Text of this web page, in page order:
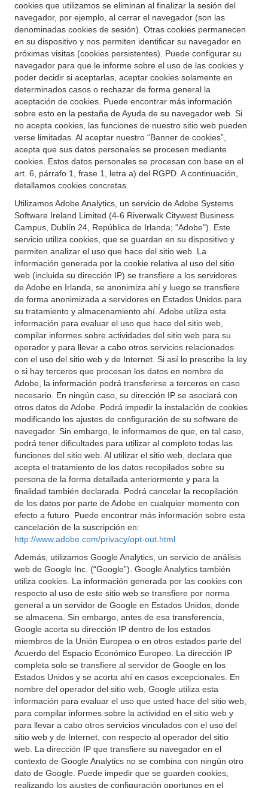
cookies que utilizamos se eliminan al finalizar la sesión del
navegador, por ejemplo, al cerrar el navegador (son las
denominadas cookies de sesión). Otras cookies permanecen
en su dispositivo y nos permiten identificar su navegador en
próximas visitas (cookies persistentes). Puede configurar su
navegador para que le informe sobre el uso de las cookies y
poder decidir si aceptarlas, aceptar cookies solamente en
determinados casos o rechazar de forma general la
aceptación de cookies. Puede encontrar más información
sobre esto en la pestaña de Ayuda de su navegador web. Si
no acepta cookies, las funciones de nuestro sitio web pueden
verse limitadas. Al aceptar nuestro “Banner de cookies”,
acepta que sus datos personales se procesen mediante
cookies. Estos datos personales se procesan con base en el
art. 6, párrafo 1, frase 1, letra a) del RGPD. A continuación,
detallamos cookies concretas.
Utilizamos Adobe Analytics, un servicio de Adobe Systems
Software Ireland Limited (4-6 Riverwalk Citywest Business
Campus, Dublín 24, República de Irlanda; "Adobe"). Este
servicio utiliza cookies, que se guardan en su dispositivo y
permiten analizar el uso que hace del sitio web. La
información generada por la cookie relativa al uso del sitio
web (incluida su dirección IP) se transfiere a los servidores
de Adobe en Irlanda, se anonimiza ahí y luego se transfiere
de forma anonimizada a servidores en Estados Unidos para
su tratamiento y almacenamiento ahí. Adobe utiliza esta
información para evaluar el uso que hace del sitio web,
compilar informes sobre actividades del sitio web para su
operador y para llevar a cabo otros servicios relacionados
con el uso del sitio web y de Internet. Si así lo prescribe la ley
o si hay terceros que procesan los datos en nombre de
Adobe, la información podrá transferirse a terceros en caso
necesario. En ningún caso, su dirección IP se asociará con
otros datos de Adobe. Podrá impedir la instalación de cookies
modificando los ajustes de configuración de su software de
navegador. Sin embargo, le informamos de que, en tal caso,
podrá tener dificultades para utilizar al completo todas las
funciones del sitio web. Al utilizar el sitio web, declara que
acepta el tratamiento de los datos recopilados sobre su
persona de la forma detallada anteriormente y para la
finalidad también declarada. Podrá cancelar la recopilación
de los datos por parte de Adobe en cualquier momento con
efecto a futuro. Puede encontrar más información sobre esta
cancelación de la suscripción en:
http://www.adobe.com/privacy/opt-out.html
Además, utilizamos Google Analytics, un servicio de análisis
web de Google Inc. (“Google”). Google Analytics también
utiliza cookies. La información generada por las cookies con
respecto al uso de este sitio web se transfiere por norma
general a un servidor de Google en Estados Unidos, donde
se almacena. Sin embargo, antes de esa transferencia,
Google acorta su dirección IP dentro de los estados
miembros de la Unión Europea o en otros estados parte del
Acuerdo del Espacio Económico Europeo. La dirección IP
completa solo se transfiere al servidor de Google en los
Estados Unidos y se acorta ahí en casos excepcionales. En
nombre del operador del sitio web, Google utiliza esta
información para evaluar el uso que usted hace del sitio web,
para compilar informes sobre la actividad en el sitio web y
para llevar a cabo otros servicios vinculados con el uso del
sitio web y de Internet, con respecto al operador del sitio
web. La dirección IP que transfiere su navegador en el
contexto de Google Analytics no se combina con ningún otro
dato de Google. Puede impedir que se guarden cookies,
realizando los ajustes de configuración oportunos en el